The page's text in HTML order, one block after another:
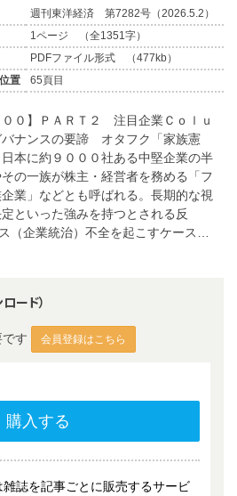
週刊東洋経済 第7282号（2026.5.2）
1ページ （全1351字）
PDFファイル形式 （477kb）
置
65頁目
０】ＰＡＲＴ２ 注目企業Ｃｏｌｕ
ナンスの要諦 オタフク「家族憲
本に約９０００社ある中堅企業の半
の一族が株主・経営者を務める「フ
業」などとも呼ばれる。長期的な視
といった強みを持つとされる反
（企業統治）不全を起こすケース…
ード）
す 会員登録はこちら
購入する
誌を記事ごとに販売するサービ